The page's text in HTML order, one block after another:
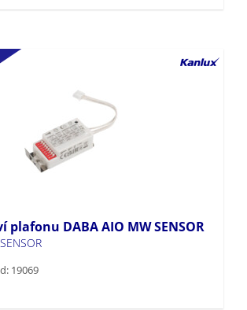
plafonu DABA AIO MW SENSOR
19069